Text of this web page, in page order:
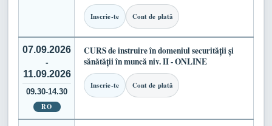
Inscrie-te Cont de plată
07.09.2026
-
11.09.2026
09.30-14.30
RO
CURS de instruire în domeniul securității și
sănătății în muncă niv. II - ONLINE
Inscrie-te Cont de plată